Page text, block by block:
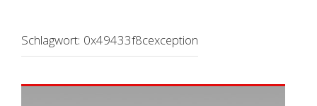
Schlagwort: 0x49433f8cexception